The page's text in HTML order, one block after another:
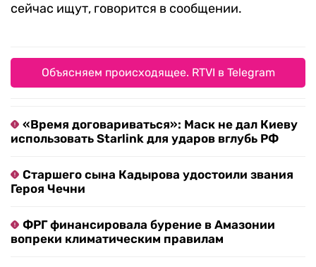
сейчас ищут, говорится в сообщении.
Объясняем происходящее. RTVI в Telegram
«Время договариваться»: Маск не дал Киеву
использовать Starlink для ударов вглубь РФ
Старшего сына Кадырова удостоили звания
Героя Чечни
ФРГ финансировала бурение в Амазонии
вопреки климатическим правилам